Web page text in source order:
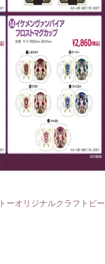
ーオリジナルクラフトビー